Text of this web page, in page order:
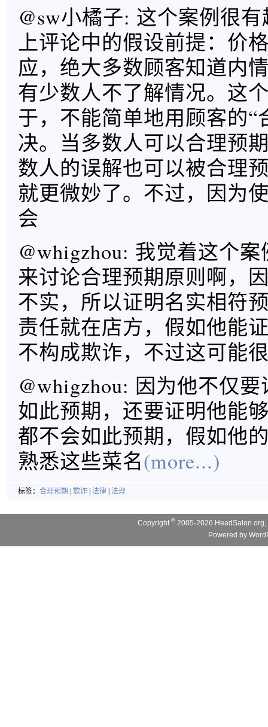
@sw小橘子: 这个案例很
上评论中的假设前提：价
应，绝大多数顾客知道内
有少数人不了解情况。这
于，不能简单地用顾客的“
决。当多数人可以合理预
数人的误解也可以被合理
就更微妙了。不过，因为
会
@whigzhou: 我觉着这个
来讨论合理预期原则啊，
不实，所以证明名实相符
责任就在店方，假如他能
不构成欺诈，不过这可能
@whigzhou: 因为他不仅
如此预期，还要证明他能
都不会如此预期，假如他
熟悉这些菜名(more...)
标签： 合理预期 欺诈 法律 法理
Copyright© 2005-2026
Powered by